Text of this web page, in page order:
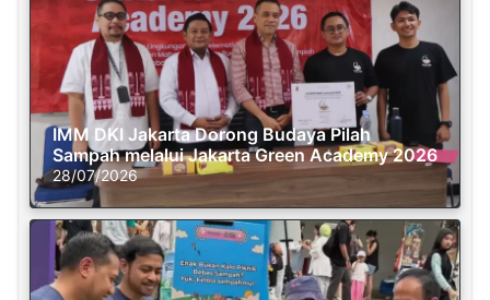
IMM DKI Jakarta Dorong Budaya Pilah
Sampah melalui Jakarta Green Academy 2026
28/07/2026